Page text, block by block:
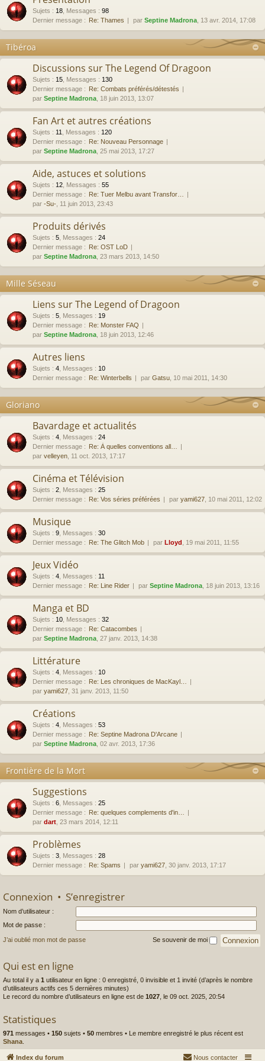
Sujets : 18 Messages : 98
Dernier message : Re: Thames par Septine Madrona , 13 avr. 2014, 17:08
Tibéroa
Discussions sur The Legend Of Dragoon
Sujets : 15 Messages : 130
Dernier message : Re: Combats préférés/détestés
par Septine Madrona , 18 juin 2013, 13:07
Fan Art et autres créations
Sujets : 11 Messages : 120
Dernier message : Re: Nouveau Personnage
par Septine Madrona , 25 mai 2013, 17:27
Aide, astuces et solutions
Sujets : 12 Messages : 55
Dernier message : Re: Tuer Melbu avant Transfor…
par -Su- , 11 juin 2013, 23:43
Produits dérivés
Sujets : 5 Messages : 24
Dernier message : Re: OST LoD
par Septine Madrona , 23 mars 2013, 14:50
Mille Séseau
Liens sur The Legend of Dragoon
Sujets : 5 Messages : 19
Dernier message : Re: Monster FAQ
par Septine Madrona , 18 juin 2013, 12:46
Autres liens
Sujets : 4 Messages : 10
Dernier message : Re: Winterbells par Gatsu , 10 mai 2011, 14:30
Gloriano
Bavardage et actualités
Sujets : 4 Messages : 24
Dernier message : Re: À quelles conventions all…
par velleyen , 11 oct. 2013, 17:17
Cinéma et Télévision
Sujets : 2 Messages : 25
Dernier message : Re: Vos séries préférées par yami627 , 10 mai 2011, 12:02
Musique
Sujets : 9 Messages : 30
Dernier message : Re: The Glitch Mob par Lloyd , 19 mai 2011, 11:55
Jeux Vidéo
Sujets : 4 Messages : 11
Dernier message : Re: Line Rider par Septine Madrona , 18 juin 2013, 13:16
Manga et BD
Sujets : 10 Messages : 32
Dernier message : Re: Catacombes
par Septine Madrona , 27 janv. 2013, 14:38
Littérature
Sujets : 4 Messages : 10
Dernier message : Re: Les chroniques de MacKayl…
par yami627 , 31 janv. 2013, 11:50
Créations
Sujets : 4 Messages : 53
Dernier message : Re: Septine Madrona D'Arcane
par Septine Madrona , 02 avr. 2013, 17:36
Frontière de la Mort
Suggestions
Sujets : 6 Messages : 25
Dernier message : Re: quelques complements d'in…
par dart , 23 mars 2014, 12:11
Problèmes
Sujets : 3 Messages : 28
Dernier message : Re: Spams par yami627 , 30 janv. 2013, 17:17
Connexion • S’enregistrer
Nom d’utilisateur :
Mot de passe :
J’ai oublié mon mot de passe Se souvenir de moi
Qui est en ligne
Au total il y a 1 utilisateur en ligne : 0 enregistré, 0 invisible et 1 invité (d’après le nombre
d’utilisateurs actifs ces 5 dernières minutes)
Le record du nombre d’utilisateurs en ligne est de 1027, le 09 oct. 2025, 20:54
Statistiques
971 messages • 150 sujets • 50 membres • Le membre enregistré le plus récent est
Shana.
Index du forum Nous contacter